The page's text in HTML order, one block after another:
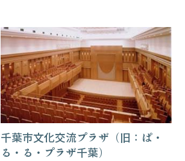
千葉市文化交流プラザ（旧：ぱ・
る・る・プラザ千葉）